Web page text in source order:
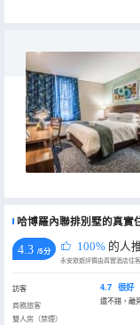
哈博羅內聯排別墅的真實
4.3 /5分 100% 的人
訪客
商務旅客
雙人房（禁煙）
4.7 很好
還不錯，離